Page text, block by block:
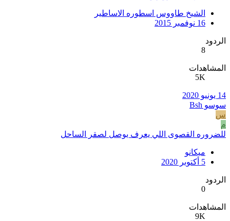
الشيخ طاووس اسطوره الاساطير
16 نوفمبر 2015
الردود
8
المشاهدات
5K
14 يونيو 2020
سوسو Bsh
س
م
للضروره القصوى اللي يعرف يوصل لصقر الساحل
ميكانو
5 أكتوبر 2020
الردود
0
المشاهدات
9K